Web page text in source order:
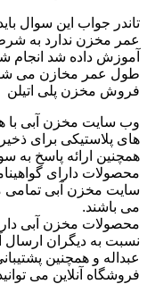
تاندر جواب این سوال
عمر مخزن ندارد به
آموزش داده شد انجام
طول عمر مخازن می
فروش مخزن پلی اتیلن
وب سایت مخزن آبی با
های پلاستیکی برای
همچنین ارائه پاسخ به
محصولات دارای
سایت مخزن آبی تمامی
می باشند.
نسبت به دیگران ارسال
عبداله و همچنین
فروشگاه آنلاین می